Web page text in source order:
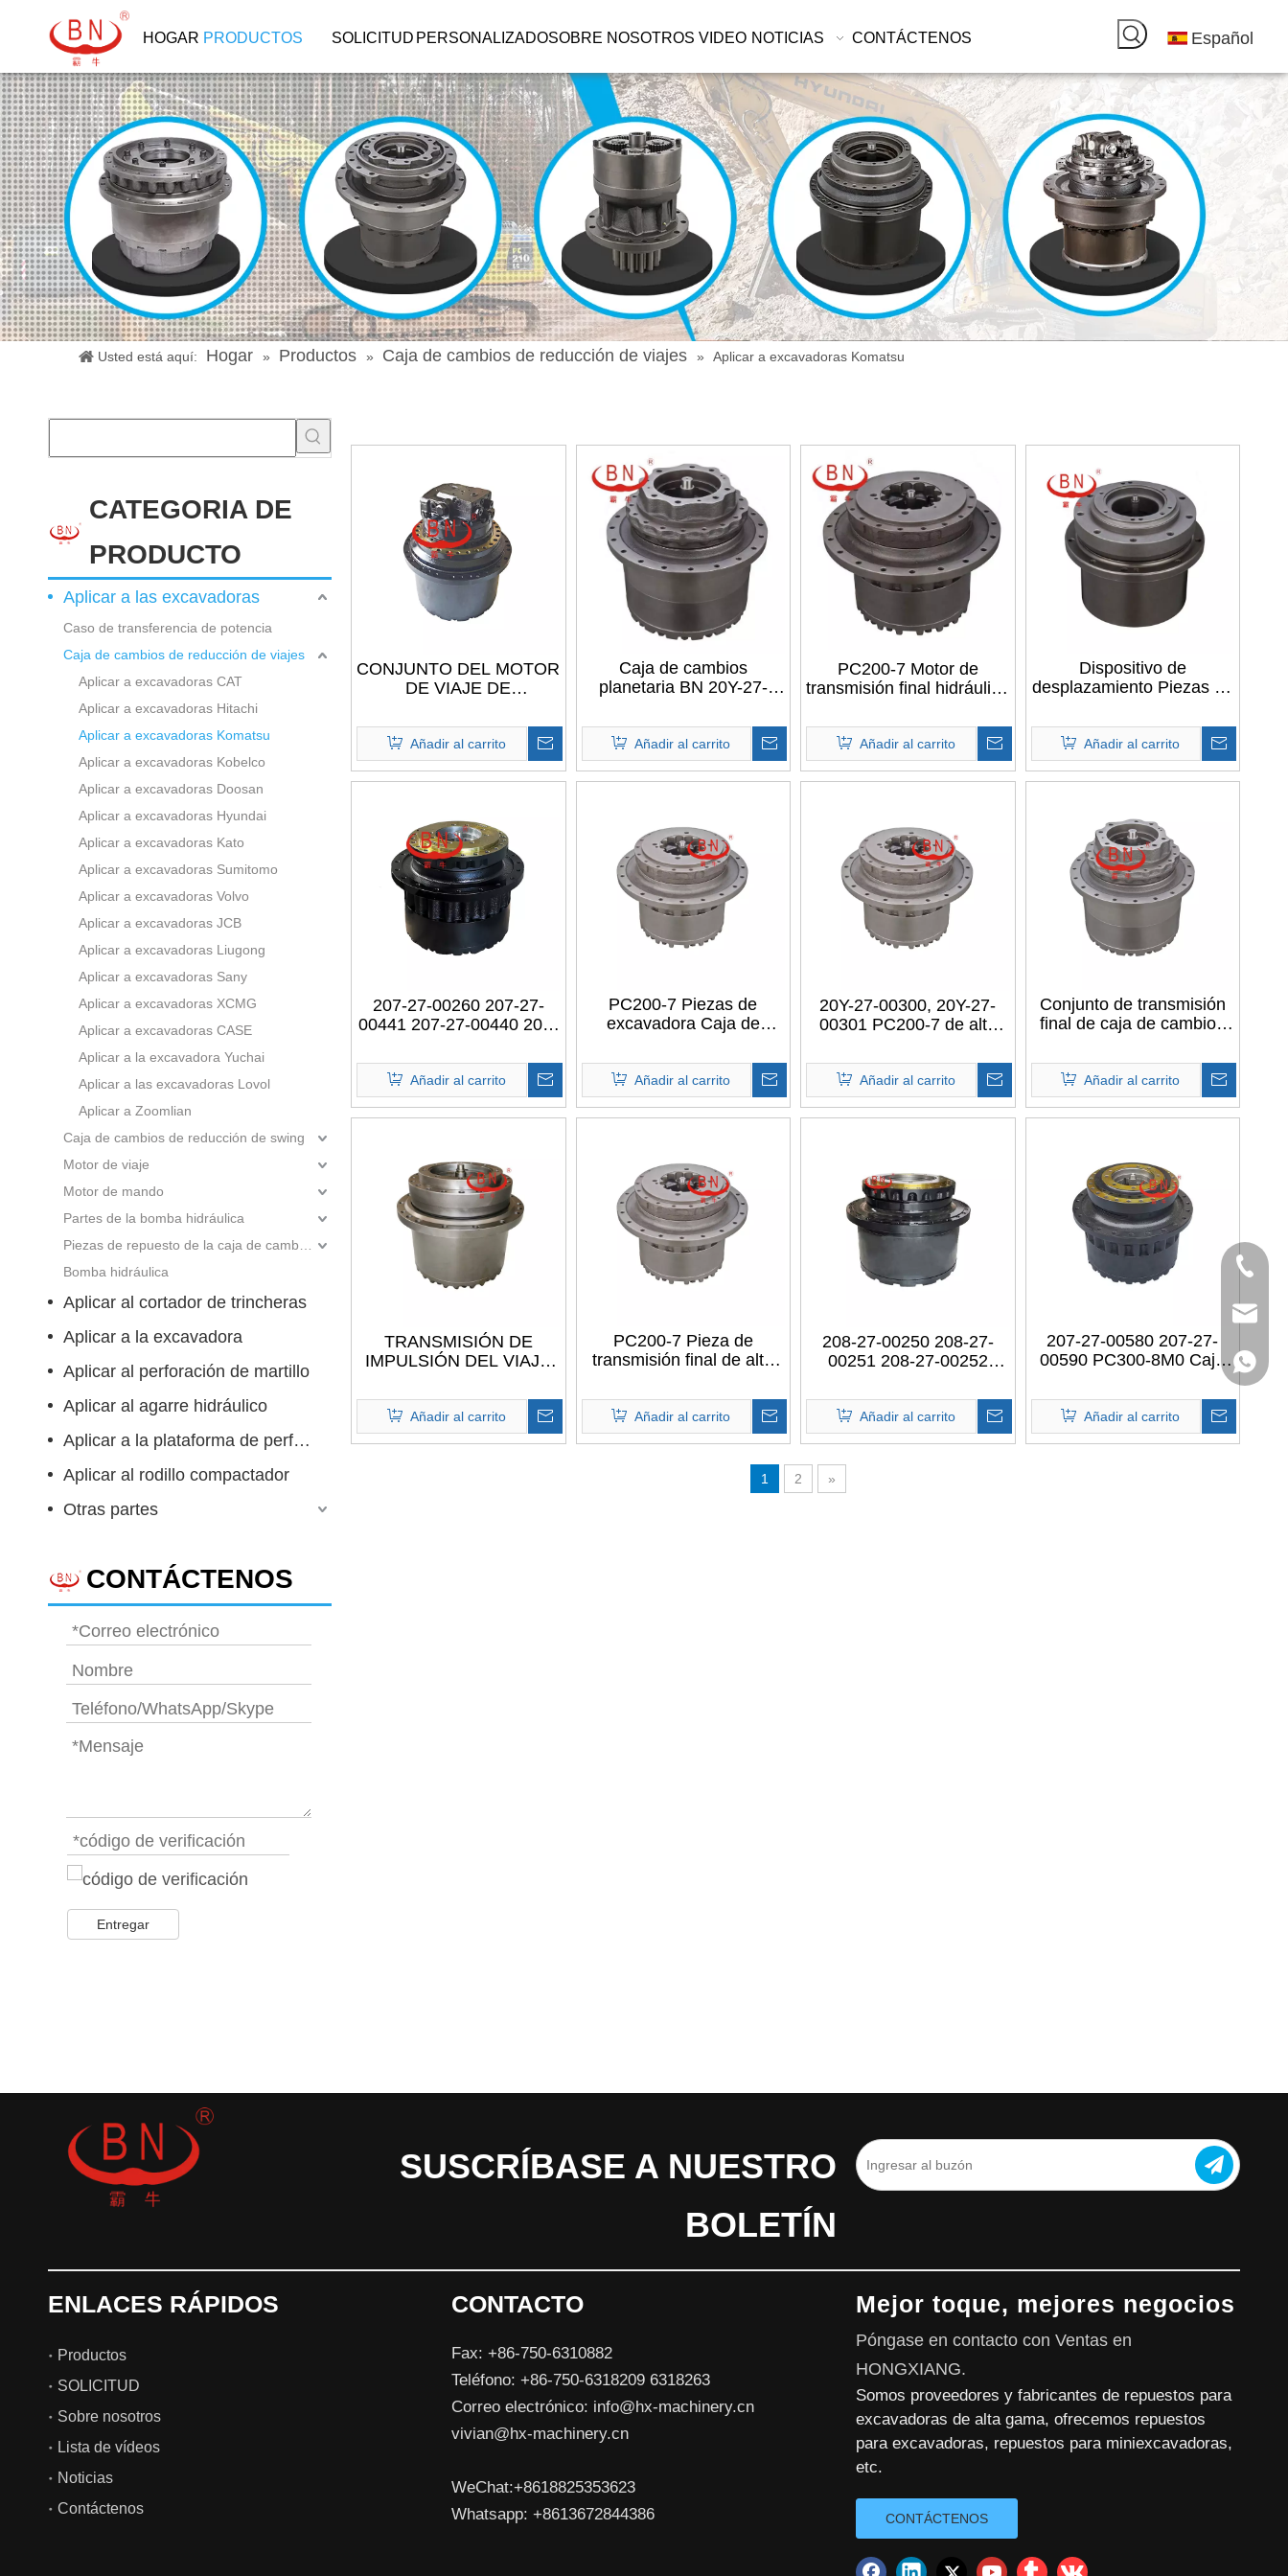
HOGAR PRODUCTOS SOLICITUD PERSONALIZADOSOBRE NOSOTROS VIDEO NOTICIAS CONTÁCTENOS Español
Usted está aquí: Hogar » Productos » Caja de cambios de reducción de viajes » Aplicar a excavadoras Komatsu
CATEGORIA DE
PRODUCTO
Aplicar a las excavadoras
Caso de transferencia de potencia
Caja de cambios de reducción de viajes
Aplicar a excavadoras CAT
Aplicar a excavadoras Hitachi
Aplicar a excavadoras Komatsu
Aplicar a excavadoras Kobelco
Aplicar a excavadoras Doosan
Aplicar a excavadoras Hyundai
Aplicar a excavadoras Kato
Aplicar a excavadoras Sumitomo
Aplicar a excavadoras Volvo
Aplicar a excavadoras JCB
Aplicar a excavadoras Liugong
Aplicar a excavadoras Sany
Aplicar a excavadoras XCMG
Aplicar a excavadoras CASE
Aplicar a la excavadora Yuchai
Aplicar a las excavadoras Lovol
Aplicar a Zoomlian
Caja de cambios de reducción de swing
Motor de viaje
Motor de mando
Partes de la bomba hidráulica
Bomba hidráulica
Aplicar al cortador de trincheras
Aplicar a la excavadora
Aplicar al perforación de martillo
Aplicar al agarre hidráulico
Aplicar a la plataforma de perforación rotativa
Aplicar al rodillo compactador
Otras partes
CONTÁCTENOS
Entregar
CONJUNTO DEL MOTOR
DE VIAJE DE
GM35VL PARA PC200-5
PC200-6 PC200-7
PC200-8
Añadir al carrito
Caja de cambios
planetaria BN 20Y-27-
PC200LC-5S PC200LC-5
para caja de cambios de
transmisión final de viaje
Añadir al carrito
PC200-7 Motor de
transmisión final hidráulico
Añadir al carrito
Dispositivo de
desplazamiento Piezas de
Caja de cambios de
desplazamiento Motor de
desplazamiento Impulsión
final para Komatsu PC45
Añadir al carrito
207-27-00260 207-27-
00441 207-27-00440 207-
207-27-00370 207-27-
00371 PC300 PC340
PC350 PC380 Caja de
cambios de excavadora a
Añadir al carrito
PC200-7 Piezas de
excavadora Caja de
final de excavadora Caja
de engranajes reductor de
velocidad Caja de
cambios de reducción de
Añadir al carrito
20Y-27-00300, 20Y-27-
00301 PC200-7 de alta
desplazamiento Caja de
cambios de
desplazamiento para
Komatsu PC200-7
Añadir al carrito
Conjunto de transmisión
final de caja de cambios
00015 PC200-5 para
komatsu PC200-5
Añadir al carrito
TRANSMISIÓN DE
IMPULSIÓN DEL VIAJE
viaje de los recambios del
excavador PC100-5 para
KOMASTU PC100-5
Añadir al carrito
PC200-7 Pieza de
transmisión final de alta
Komatsu
Añadir al carrito
208-27-00250 208-27-
00251 208-27-00252
IMPULSIÓN DE VIAJE de
los recambios del
excavador para
Añadir al carrito
207-27-00580 207-27-
00590 PC300-8M0 Caja
de cambios de reducción
de recorrido de
TRANSMISIÓN DE VIAJE
de excavadora para
Añadir al carrito
1 2 »
SUSCRÍBASE A NUESTRO
BOLETÍN
ENLACES RÁPIDOS
Productos
SOLICITUD
Sobre nosotros
Lista de vídeos
Noticias
Contáctenos
CONTACTO
Fax: +86-750-6310882
Teléfono: +86-750-6318209 6318263
Correo electrónico: info@hx-machinery.cn
vivian@hx-machinery.cn
WeChat:+8618825353623
Whatsapp: +8613672844386
Mejor toque, mejores negocios
Póngase en contacto con Ventas en
HONGXIANG.
Somos proveedores y fabricantes de repuestos para
excavadoras de alta gama, ofrecemos repuestos
para excavadoras, repuestos para miniexcavadoras,
etc.
CONTÁCTENOS
+86-